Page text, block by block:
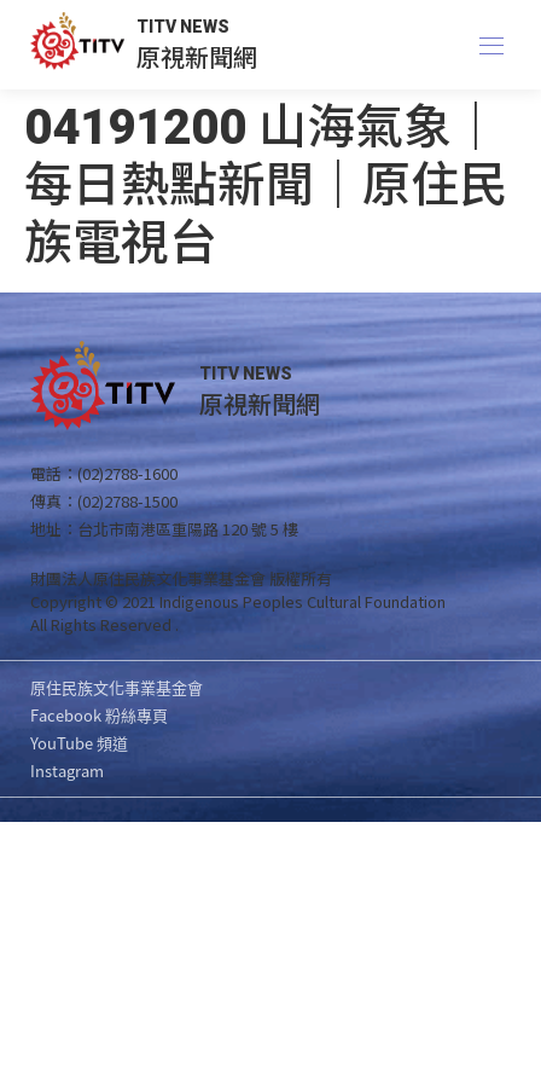
TITV NEWS
原視新聞網
04191200 山海氣象｜
每日熱點新聞｜原住民
族電視台
TITV NEWS
原視新聞網
電話：(02)2788-1600
傳真：(02)2788-1500
地址：台北市南港區重陽路 120 號 5 樓
財團法人原住民族文化事業基金會 版權所有
Copyright © 2021 Indigenous Peoples Cultural Foundation
All Rights Reserved .
原住民族文化事業基金會
Facebook 粉絲專頁
YouTube 頻道
Instagram